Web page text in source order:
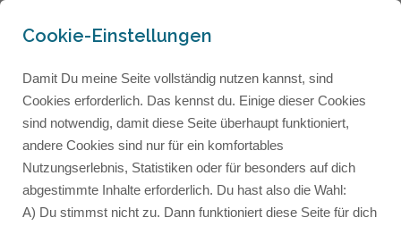
Cookie-Einstellungen
Damit Du meine Seite vollständig nutzen kannst, sind
Cookies erforderlich. Das kennst du. Einige dieser Cookies
sind notwendig, damit diese Seite überhaupt funktioniert,
andere Cookies sind nur für ein komfortables
Nutzungserlebnis, Statistiken oder für besonders auf dich
abgestimmte Inhalte erforderlich. Du hast also die Wahl:
A) Du stimmst nicht zu. Dann funktioniert diese Seite für dich